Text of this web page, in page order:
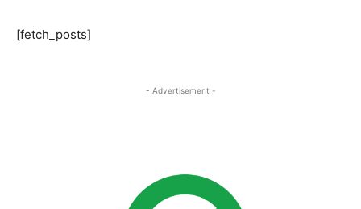
[fetch_posts]
- Advertisement -